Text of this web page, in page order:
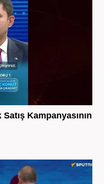
Kampanyasının